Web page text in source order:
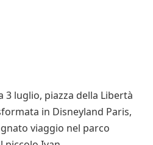
3 luglio, piazza della Libertà
in Disneyland Paris,
viaggio nel parco